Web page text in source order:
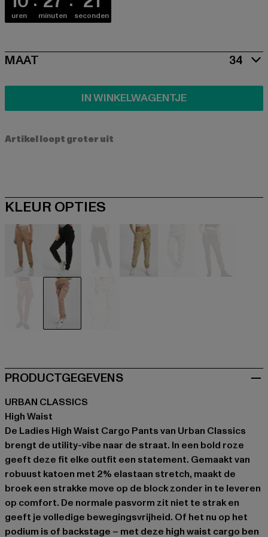
uren minuten seconden
SIZE
MAAT 34
IN WINKELWAGENTJE
Artikel loopt groter uit
KLEUR OPTIES
schwarz
PRODUCTGEGEVENS
URBAN CLASSICS
High Waist
De Ladies High Waist Cargo Pants van Urban Classics
brengt de utility-vibe naar de straat. In een bold roze
geeft deze fit elke outfit een statement. Gemaakt van
robuust katoen met 2% elastaan stretch, maakt de
broek een strakke move op de block zonder in te leveren
op comfort. De normale pasvorm zit niet te strak en
geeft je volledige bewegingsvrijheid. Of het nu op het
podium is of backstage – met deze high waist cargo ben